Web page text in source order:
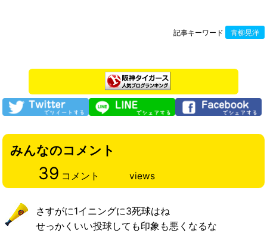
記事キーワード 青柳晃洋
みんなのコメント
39 コメント views
さすがに1イニングに3死球はね
せっかくいい投球しても印象も悪くなるな